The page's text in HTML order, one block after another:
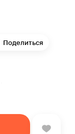
Поделиться